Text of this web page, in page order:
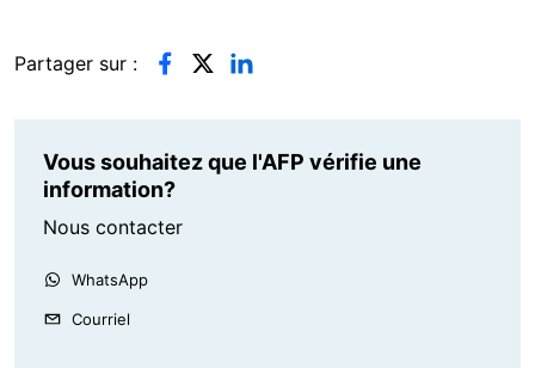
Partager sur :
Vous souhaitez que l'AFP vérifie une
information?
Nous contacter
WhatsApp
Courriel